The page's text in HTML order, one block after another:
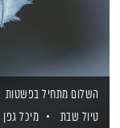
השלום מתחיל בפשטות
טיול שבת
מיכל גפן